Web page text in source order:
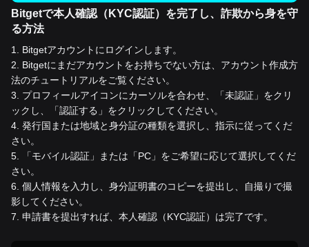
Bitgetで本人確認（KYC認証）を完了し、詐欺から身を守
る方法
1
Bitgetアカウントにログインします。
2
Bitgetにまだアカウントをお持ちでない方は、アカウント作成方
法のチュートリアルをご覧ください。
3
プロフィールアイコンにカーソルを合わせ、「未認証」をクリ
ックし、「認証する」をクリックしてください。
4 発行国または地域と身分証の種類を選択し、指示に従ってくだ
さい。
5
「モバイル認証」または「PC」をご希望に応じて選択してくだ
さい。
6 個人情報を入力し、身分証明書のコピーを提出し、自撮りで撮
影してください。
7 申請書を提出すれば、本人確認（KYC認証）は完了です。